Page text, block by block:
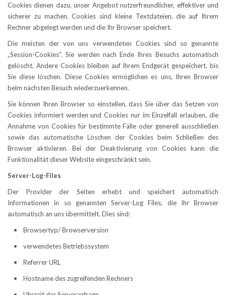
Cookies dienen dazu, unser Angebot nutzerfreundlicher, effektiver und
sicherer zu machen. Cookies sind kleine Textdateien, die auf Ihrem
Rechner abgelegt werden und die Ihr Browser speichert.
Die meisten der von uns verwendeten Cookies sind so genannte
„Session-Cookies“. Sie werden nach Ende Ihres Besuchs automatisch
gelöscht. Andere Cookies bleiben auf Ihrem Endgerät gespeichert, bis
Sie diese löschen. Diese Cookies ermöglichen es uns, Ihren Browser
beim nächsten Besuch wiederzuerkennen.
Sie können Ihren Browser so einstellen, dass Sie über das Setzen von
Cookies informiert werden und Cookies nur im Einzelfall erlauben, die
Annahme von Cookies für bestimmte Fälle oder generell ausschließen
sowie das automatische Löschen der Cookies beim Schließen des
Browser aktivieren. Bei der Deaktivierung von Cookies kann die
Funktionalität dieser Website eingeschränkt sein.
Server-Log-Files
Der Provider der Seiten erhebt und speichert automatisch
Informationen in so genannten Server-Log Files, die Ihr Browser
automatisch an uns übermittelt. Dies sind:
• Browsertyp/ Browserversion
• verwendetes Betriebssystem
• Referrer URL
• Hostname des zugreifenden Rechners